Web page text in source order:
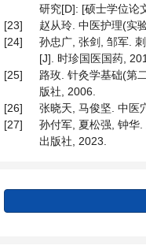
研究[D]: [硕士学位论
[23]
赵从玲. 中医护理(实
[24]
孙忠广, 张剑, 邹军.
[J]. 时珍国医国药,
[25]
路玫. 针灸学基础(第
版社, 2006.
[26]
张晓天, 马俊坚. 中医
[27]
孙付军, 夏松强, 钟华
出版社, 2023.